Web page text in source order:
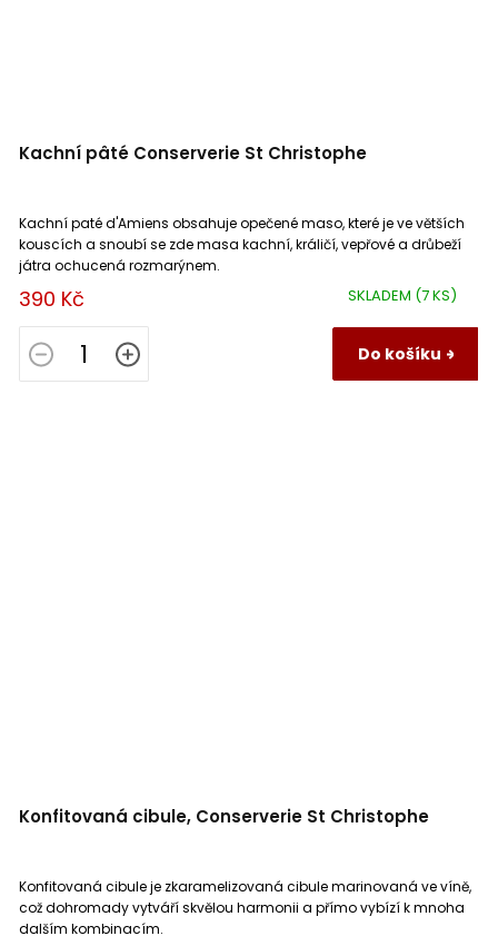
Kachní pâté Conserverie St Christophe
SKLADEM (7 KS)
390 Kč
Do košíku
Kachní paté d'Amiens obsahuje opečené maso, které je ve větších
kouscích a snoubí se zde masa kachní, králičí, vepřové a drůbeží
játra ochucená rozmarýnem.
Konfitovaná cibule, Conserverie St Christophe
Konfitovaná cibule je zkaramelizovaná cibule marinovaná ve víně,
což dohromady vytváří skvělou harmonii a přímo vybízí k mnoha
dalším kombinacím.